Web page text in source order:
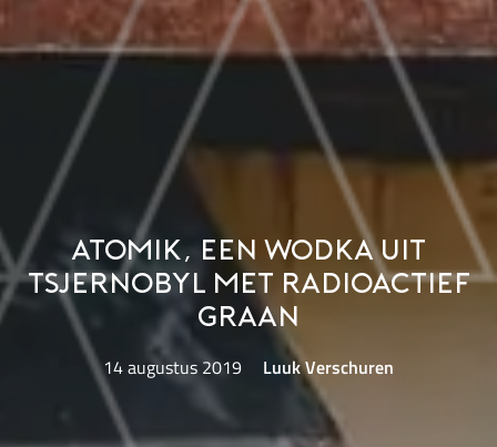
Atomik, een wodka uit
Tsjernobyl met radioactief
graan
14 augustus 2019 Luuk Verschuren